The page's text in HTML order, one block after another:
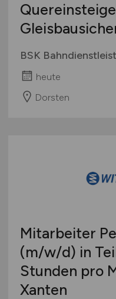
BSK
heute
Dorsten
Mitarbeiter
(m/w/d) in
Stunden pro
Xanten